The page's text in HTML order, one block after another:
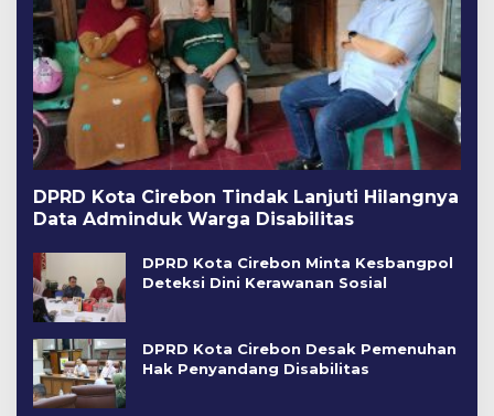
DPRD Kota Cirebon Tindak Lanjuti Hilangnya
Data Adminduk Warga Disabilitas
DPRD Kota Cirebon Minta Kesbangpol
Deteksi Dini Kerawanan Sosial
DPRD Kota Cirebon Desak Pemenuhan
Hak Penyandang Disabilitas